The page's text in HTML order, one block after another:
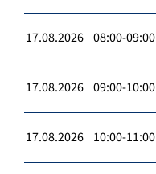
17.08.2026 08:00-09:00
17.08.2026 09:00-10:00
17.08.2026 10:00-11:00